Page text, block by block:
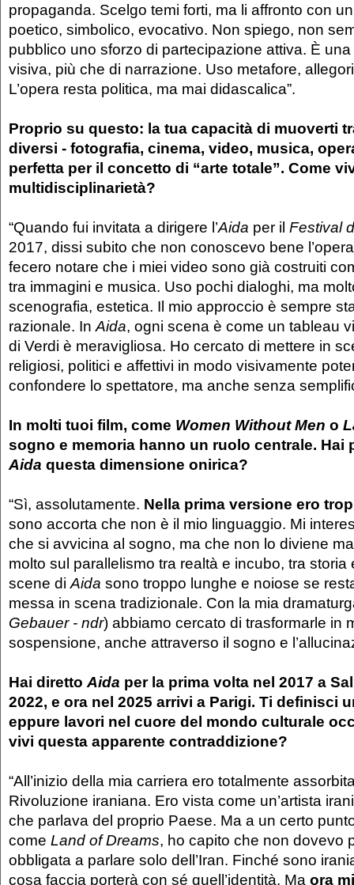
propaganda. Scelgo temi forti, ma li affronto con
poetico, simbolico, evocativo. Non spiego, non
pubblico uno sforzo di partecipazione attiva. È
visiva, più che di narrazione. Uso metafore,
L’opera resta politica, ma mai didascalica”.
Proprio su questo: la tua capacità di muoverti
diversi - fotografia, cinema, video, musica,
perfetta per il concetto di “arte totale”. Come
multidisciplinarietà?
“Quando fui invitata a dirigere l’Aida per il Festival
2017, dissi subito che non conoscevo bene
fecero notare che i miei video sono già costruiti
tra immagini e musica. Uso pochi dialoghi, ma
scenografia, estetica. Il mio approccio è sempre
razionale. In Aida, ogni scena è come un tableau
di Verdi è meravigliosa. Ho cercato di mettere in
religiosi, politici e affettivi in modo visivamente
confondere lo spettatore, ma anche senza
In molti tuoi film, come Women Without Men o
sogno e memoria hanno un ruolo centrale. Hai
Aida questa dimensione onirica?
“Sì, assolutamente. Nella prima versione ero
sono accorta che non è il mio linguaggio. Mi
che si avvicina al sogno, ma che non lo diviene
molto sul parallelismo tra realtà e incubo, tra storia
scene di Aida sono troppo lunghe e noiose se
messa in scena tradizionale. Con la mia
Gebauer - ndr) abbiamo cercato di trasformarle in
sospensione, anche attraverso il sogno e
Hai diretto Aida per la prima volta nel 2017 a
2022, e ora nel 2025 arrivi a Parigi. Ti definisci
eppure lavori nel cuore del mondo culturale
vivi questa apparente contraddizione?
“All’inizio della mia carriera ero totalmente
Rivoluzione iraniana. Ero vista come un’artista
che parlava del proprio Paese. Ma a un certo
come Land of Dreams, ho capito che non dovevo
obbligata a parlare solo dell’Iran. Finché sono
cosa faccia porterà con sé quell’identità. Ma ora